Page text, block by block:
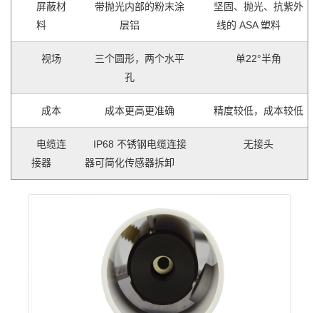
屏蔽材
料
带抛光内部的粉末涂
层铝
坚固、抛光、抗紫外
线的 ASA 塑料
视场
三个圆形，两个水平
孔
单22°半角
成本 成本更高更准确 精度较低，成本较低
电缆连
接器
IP68 不锈钢电缆连接
器可简化传感器拆卸
无接头